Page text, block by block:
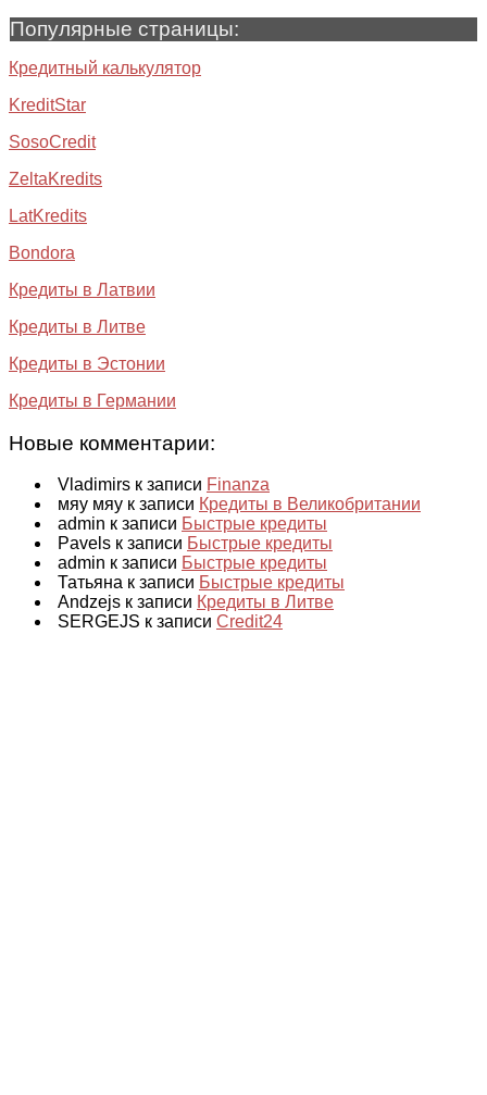
Популярные страницы:
Кредитный калькулятор
KreditStar
SosoCredit
ZeltaKredits
LatKredits
Bondora
Кредиты в Латвии
Кредиты в Литве
Кредиты в Эстонии
Кредиты в Германии
Новые комментарии:
Vladimirs к записи Finanza
мяу мяу к записи Кредиты в Великобритании
admin к записи Быстрые кредиты
Pavels к записи Быстрые кредиты
admin к записи Быстрые кредиты
Татьяна к записи Быстрые кредиты
Andzejs к записи Кредиты в Литве
SERGEJS к записи Credit24